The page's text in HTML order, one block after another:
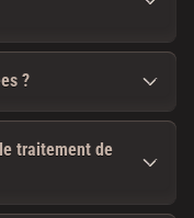
?
traitement de